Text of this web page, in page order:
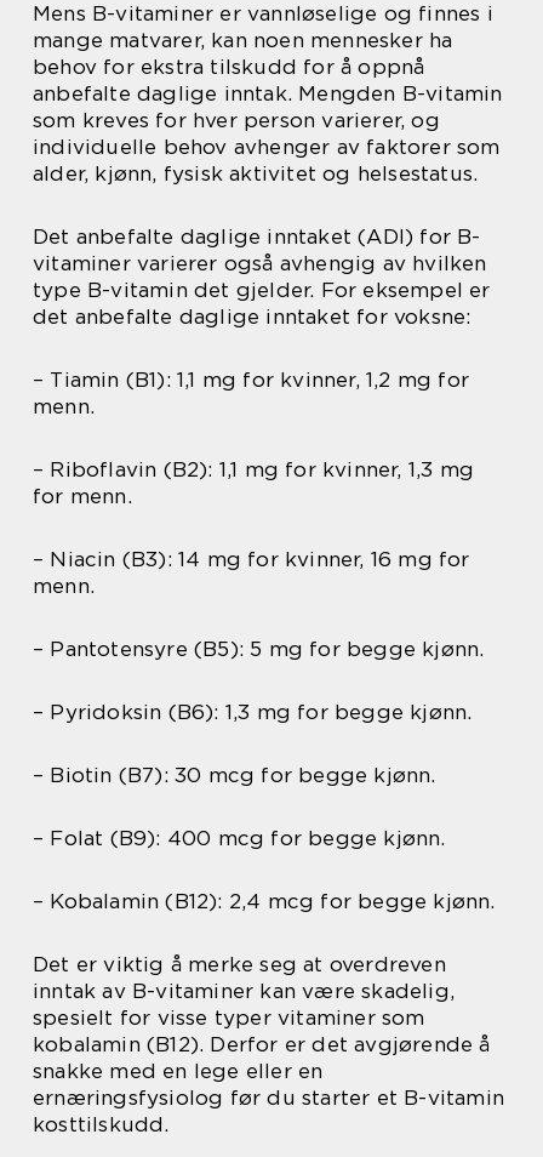
Mens B-vitaminer er vannløselige og finnes i
mange matvarer, kan noen mennesker ha
behov for ekstra tilskudd for å oppnå
anbefalte daglige inntak. Mengden B-vitamin
som kreves for hver person varierer, og
individuelle behov avhenger av faktorer som
alder, kjønn, fysisk aktivitet og helsestatus.
Det anbefalte daglige inntaket (ADI) for B-
vitaminer varierer også avhengig av hvilken
type B-vitamin det gjelder. For eksempel er
det anbefalte daglige inntaket for voksne:
– Tiamin (B1): 1,1 mg for kvinner, 1,2 mg for
menn.
– Riboflavin (B2): 1,1 mg for kvinner, 1,3 mg
for menn.
– Niacin (B3): 14 mg for kvinner, 16 mg for
menn.
– Pantotensyre (B5): 5 mg for begge kjønn.
– Pyridoksin (B6): 1,3 mg for begge kjønn.
– Biotin (B7): 30 mcg for begge kjønn.
– Folat (B9): 400 mcg for begge kjønn.
– Kobalamin (B12): 2,4 mcg for begge kjønn.
Det er viktig å merke seg at overdreven
inntak av B-vitaminer kan være skadelig,
spesielt for visse typer vitaminer som
kobalamin (B12). Derfor er det avgjørende å
snakke med en lege eller en
ernæringsfysiolog før du starter et B-vitamin
kosttilskudd.